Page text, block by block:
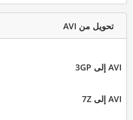
تحويل من AVI
AVI إلى 3GP
AVI إلى 7Z